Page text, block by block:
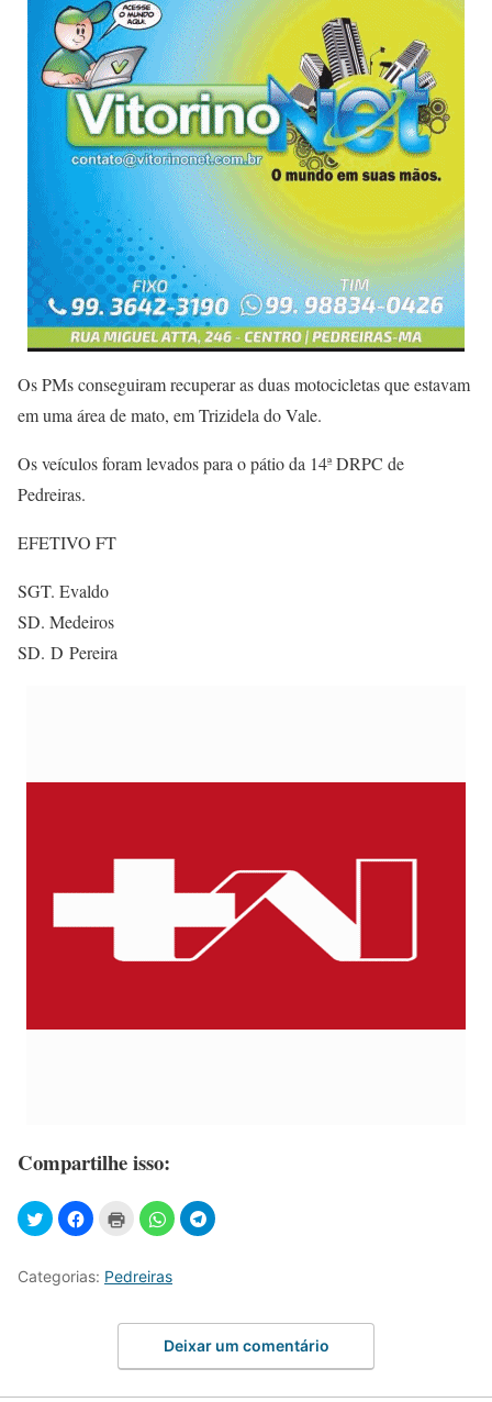
Os PMs conseguiram recuperar as duas motocicletas que estavam
em uma área de mato, em Trizidela do Vale.
Os veículos foram levados para o pátio da 14ª DRPC de
Pedreiras.
EFETIVO FT
SGT. Evaldo
SD. Medeiros
SD. D Pereira
Compartilhe isso:
Categorias: Pedreiras
Deixar um comentário